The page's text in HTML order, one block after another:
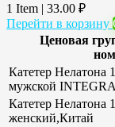
1 Item | 33.00 ₽
Перейти в корзину
Ценовая
Катетер Нелатона
мужской
Катетер Нелатона
женский,Китай